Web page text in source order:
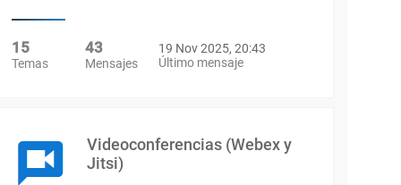
15
Temas
43
Mensajes
19 Nov 2025, 20:43
Último mensaje
Videoconferencias (Webex y
Jitsi)